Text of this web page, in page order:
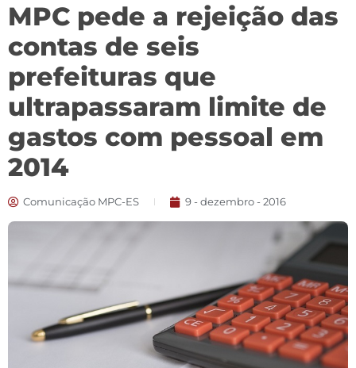
MPC pede a rejeição das
contas de seis
prefeituras que
ultrapassaram limite de
gastos com pessoal em
2014
Comunicação MPC-ES 9 - dezembro - 2016